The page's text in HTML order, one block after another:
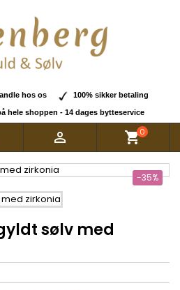
hos os 100% sikker betaling
hele shoppen - 14 dages bytteservice
 shopping_cart0
-35%
sølv med